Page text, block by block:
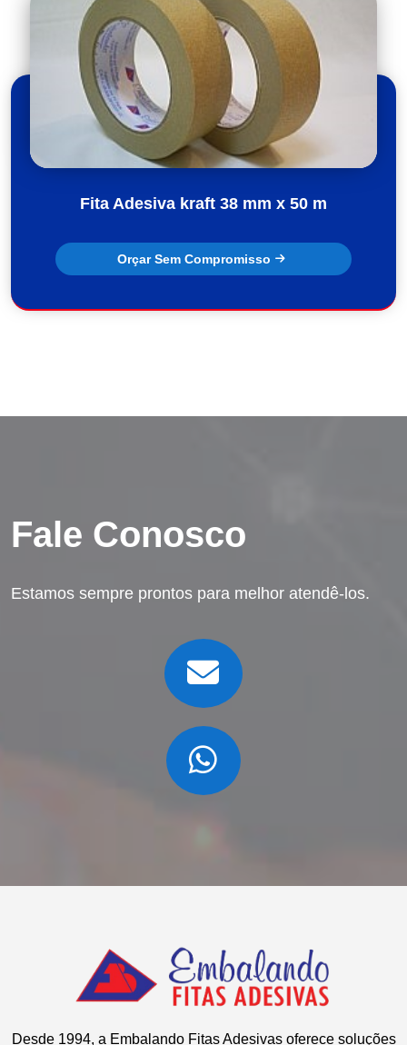
Fita Adesiva kraft 38 mm x 50 m
Orçar Sem Compromisso
Fale Conosco
Estamos sempre prontos para melhor atendê-los.
Desde 1994, a Embalando Fitas Adesivas oferece soluções